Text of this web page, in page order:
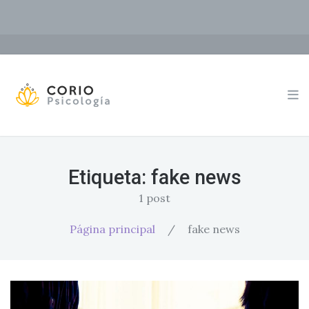
Etiqueta: fake news
1 post
Página principal / fake news